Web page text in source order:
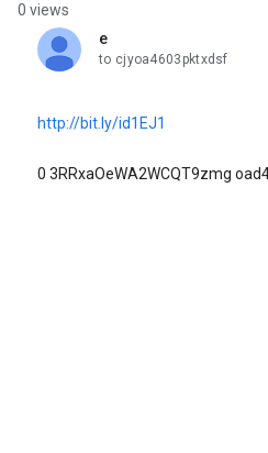
0 views
e
unread,
to cjyoa4603pktxdsf
http://bit.ly/id1EJ1
0 3RRxaOeWA2WCQT9zmg